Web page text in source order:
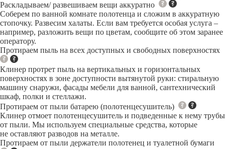
Раскладываем/ развешиваем вещи аккуратно
Соберем по ванной комнате полотенца и сложим в аккуратную
стопочку. Развесим халаты. Если вам требуется особая услуга –
например, разложить вещи по цветам, сообщите об этом заранее
оператору.
Протираем пыль на всех доступных и свободных поверхностях
Клинер протрет пыль на вертикальных и горизонтальных
поверхностях в зоне доступности вытянутой руки: стиральную
машину снаружи, фасады мебели для ванной, сантехнический
шкаф, полки и стеллажи.
Протираем от пыли батарею (полотенцесушитель)
Клинер отмоет полотенцесушитель и подведенные к нему трубы
от пыли. Мы используем специальные средства, которые
не оставляют разводов на металле.
Протираем от пыли держатели полотенец и туалетной бумаги